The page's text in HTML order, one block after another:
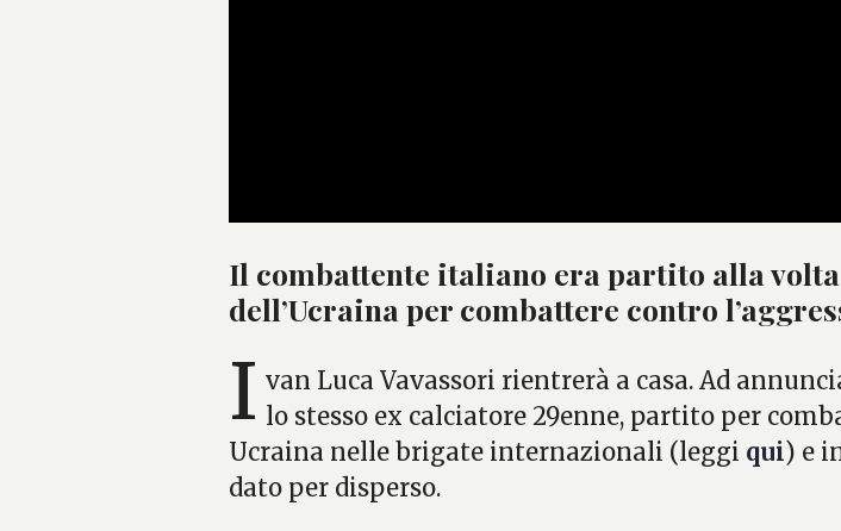
Il combattente italiano era partito alla volta
dell’Ucraina per combattere contro
I van Luca Vavassori rientrerà a casa. Ad
lo stesso ex calciatore 29enne, partito per
Ucraina nelle brigate internazionali (leggi qui) e
dato per disperso.